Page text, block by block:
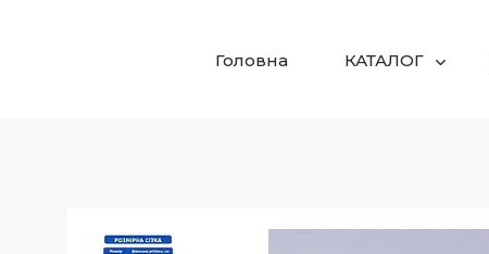
Головна КАТАЛОГ